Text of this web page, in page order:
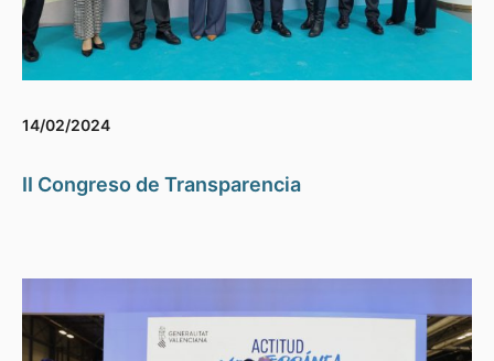
14/02/2024
II Congreso de Transparencia